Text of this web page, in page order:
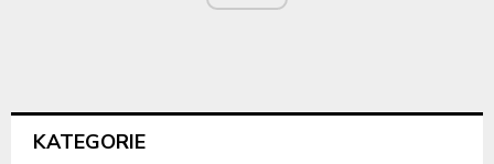
KATEGORIE